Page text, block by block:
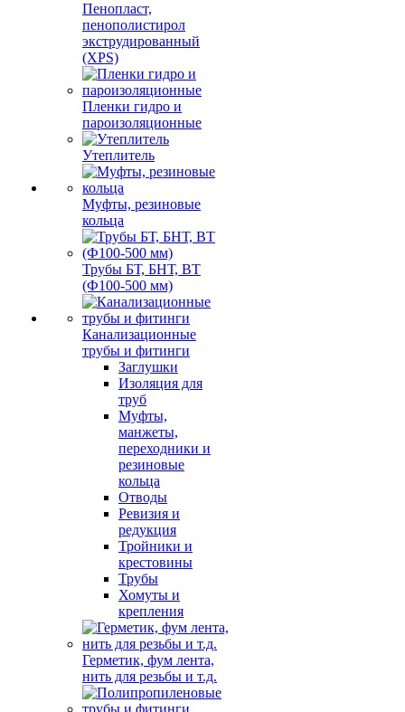
Пенопласт,
пенополистирол
экструдированный
(XPS)
Пленки гидро и
пароизоляционные
Утеплитель
Муфты, резиновые
кольца
Трубы БТ, БНТ, ВТ
(Ф100-500 мм)
Канализационные
трубы и фитинги
Заглушки
Изоляция для
труб
Муфты,
манжеты,
переходники и
резиновые
кольца
Отводы
Ревизия и
редукция
Тройники и
крестовины
Трубы
Хомуты и
крепления
Герметик, фум лента,
нить для резьбы и т.д.